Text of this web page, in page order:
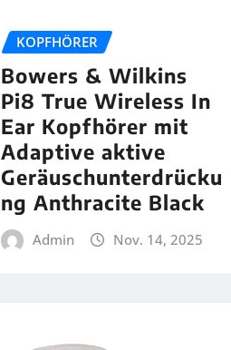
KOPFHÖRER
Bowers & Wilkins
Pi8 True Wireless In
Ear Kopfhörer mit
Adaptive aktive
Geräuschunterdrücku
ng Anthracite Black
Admin Nov. 14, 2025